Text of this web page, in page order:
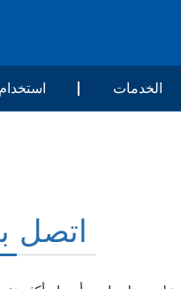
استخدام الخدمات
اتصل